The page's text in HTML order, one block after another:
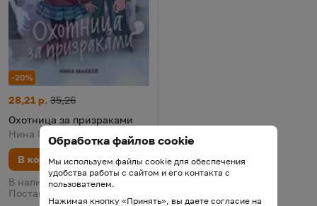
-20%
Охотница за призраками
Цена:
28,21 р.
Старая цена:
35,26
Охотница за призраками
Нина Маккей, 2025
В корзину
В наличии у поставщика.
Поставка 12 августа
Обработка файлов cookie
Мы используем файлы cookie для обеспечения
удобства работы с сайтом и его контакта с
пользователем.
Нажимая кнопку «Принять», вы даете согласие на